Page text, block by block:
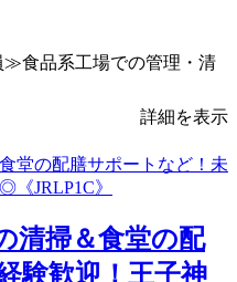
食品系工場での管理・清
詳細を表示
清掃＆食堂の配
験歓迎！王子神